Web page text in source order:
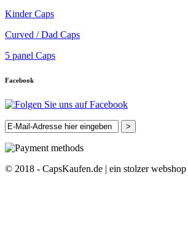
Kinder Caps
Curved / Dad Caps
5 panel Caps
Facebook
>
© 2018 - CapsKaufen.de | ein stolzer